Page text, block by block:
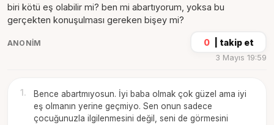
biri kötü eş olabilir mi? ben mi abartıyorum, yoksa bu
gerçekten konuşulması gereken bişey mi?
ANONIM 0 takip et
3 Mayıs 19:59
1 .
Bence abartmıyosun. İyi baba olmak çok güzel ama iyi
eş olmanın yerine geçmiyo. Sen onun sadece
çocuğunuzla ilgilenmesini değil, seni de görmesini